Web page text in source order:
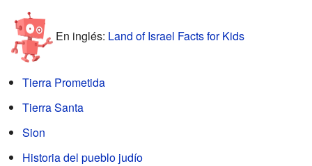
En inglés: Land of Israel Facts for Kids
Tierra Prometida
Tierra Santa
Sion
Historia del pueblo judío